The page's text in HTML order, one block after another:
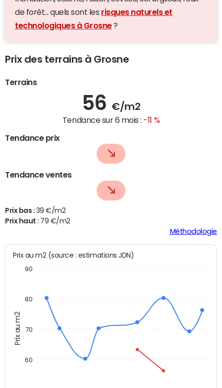
de forêt... quels sont les risques naturels et
technologiques à Grosne?
Prix des terrains à Grosne
Terrains
56 €/m2
Tendance sur 6 mois : -11 %
Tendance prix
Tendance ventes
Prix bas : 39 €/m2
Prix haut : 79 €/m2
Méthodologie
Prix au m2
Prix au m2 (source : estimations JDN)
60
70
80
90